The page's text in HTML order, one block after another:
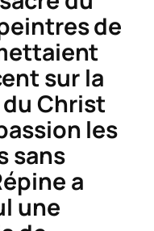
de
sur la
Christ
les
sans
a
une